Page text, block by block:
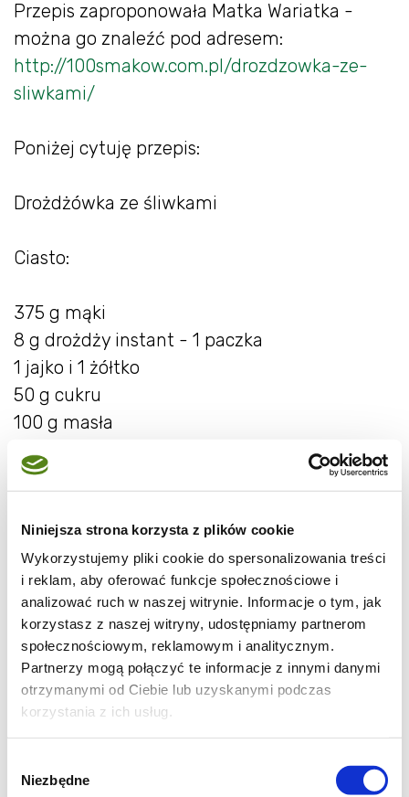
Niniejsza strona korzysta z plików cookie
Wykorzystujemy pliki cookie do spersonalizowania treści
i reklam, aby oferować funkcje społecznościowe i
analizować ruch w naszej witrynie. Informacje o tym, jak
korzystasz z naszej witryny, udostępniamy partnerom
społecznościowym, reklamowym i analitycznym.
Partnerzy mogą połączyć te informacje z innymi danymi
otrzymanymi od Ciebie lub uzyskanymi podczas
korzystania z ich usług.
zgody
Niezbędne
Przepis zaproponowała Matka Wariatka -
można go znaleźć pod adresem:
http://100smakow.com.pl/drozdzowka-ze-
sliwkami/
Poniżej cytuję przepis:
Drożdżówka ze śliwkami
Ciasto:
375 g mąki
8 g drożdży instant - 1 paczka
1 jajko i 1 żółtko
50 g cukru
100 g masła
150 ml ciepłego mleka
1 szczypta soli
Nadzienie:
1/2 kg śliwek lub moreli
150 g twarogu
2 łyżki śmietanki
3 łyżki cukru
2 łyżeczki pasty waniliowej
Mąkę przesiewamy do miski, dodajemy